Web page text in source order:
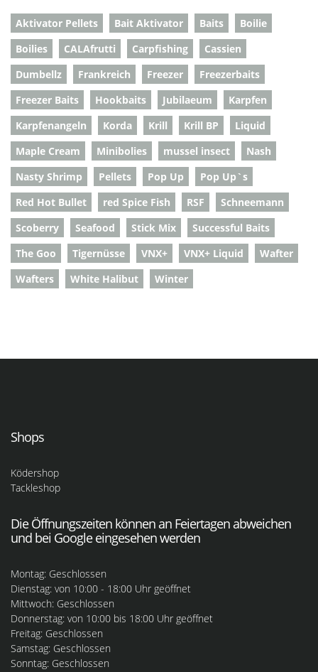
Aktivator Pellets Bait Aktivator Baits
Boilie
Boilies
CALAfrutti Carpfishing
Cassien
Dumbellz
Frankreich Freezer
Freezerbaits
Freezer Baits
Hookbaits Jubilaeum
Karpfen
Karpfenangeln
Korda Krill Krill BP
Liquid
Maple Cream
Minibolies mussel insect
Nash
Nasty Shrimp
Pellets Pop Up
Pop Up`s
Red Hot Bullet
red Spice Fish RSF
Schneemann
Scoberry
Seafood Stick Mix
Successful Baits
The Goo
Tigernüsse VNX+ VNX+ Liquid
Wafter
Wafters
White Halibut Winter
Shops
Ködershop
Tackleshop
Die Öffnungszeiten können an Feiertagen abweichen
und bei Google eingesehen werden
Montag: Geschlossen
Dienstag: von 10:00 - 18:00 Uhr geöffnet
Mittwoch: Geschlossen
Donnerstag: von 10:00 bis 18:00 Uhr geöffnet
Freitag: Geschlossen
Samstag: Geschlossen
Sonntag: Geschlossen